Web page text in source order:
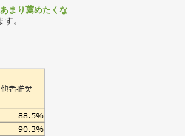
まり薦めたくな
。